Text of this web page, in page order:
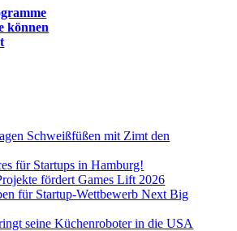
können
Schweißfüßen mit Zimt den
für Startups in Hamburg!
fördert Games Lift 2026
für Startup-Wettbewerb Next Big
seine Küchenroboter in die USA